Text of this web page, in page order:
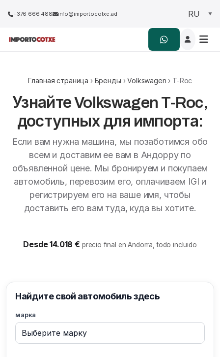
+376 666 488 info@importocotxe.ad
Главная страница › Бренды ›Volkswagen › T-Roc
Узнайте Volkswagen T-Roc,
доступных для импорта:
Если вам нужна машина, мы позаботимся обо
всем и доставим ее вам в Андорру по
объявленной цене. Мы бронируем и покупаем
автомобиль, перевозим его, оплачиваем IGI и
регистрируем его на ваше имя, чтобы
доставить его вам туда, куда вы хотите.
Desde 14.018 € precio final en Andorra, todo incluido
Найдите свой автомобиль здесь
марка